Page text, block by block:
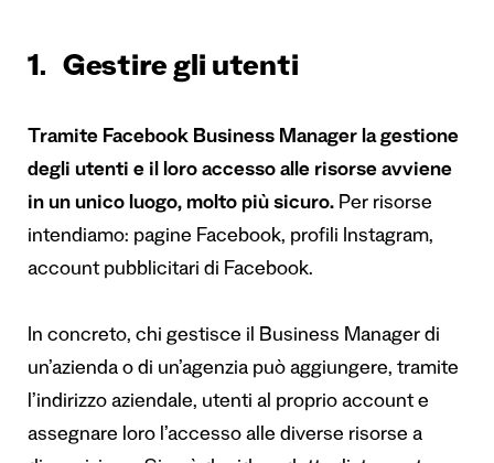
1. Gestire gli utenti
Tramite Facebook Business Manager la gestione
degli utenti e il loro accesso alle risorse avviene
in un unico luogo, molto più sicuro. Per risorse
intendiamo: pagine Facebook, profili Instagram,
account pubblicitari di Facebook.
In concreto, chi gestisce il Business Manager di
un’azienda o di un’agenzia può aggiungere, tramite
l’indirizzo aziendale, utenti al proprio account e
assegnare loro l’accesso alle diverse risorse a